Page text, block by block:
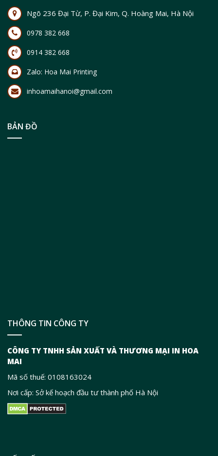
Ngõ 236 Đại Từ, P. Đại Kim, Q. Hoàng Mai, Hà Nội
0978 382 668
0914 382 668
Zalo: Hoa Mai Printing
inhoamaihanoi@gmail.com
BẢN ĐỒ
THÔNG TIN CÔNG TY
CÔNG TY TNHH SẢN XUẤT VÀ THƯƠNG MẠI IN HOA
MAI
Mã số thuế: 0108163024
Nơi cấp: Sở kế hoạch đầu tư thành phố Hà Nội